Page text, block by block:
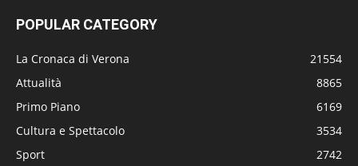
POPULAR CATEGORY
La Cronaca di Verona
21554
Attualità
8865
Primo Piano
6169
Cultura e Spettacolo
3534
Sport
2742